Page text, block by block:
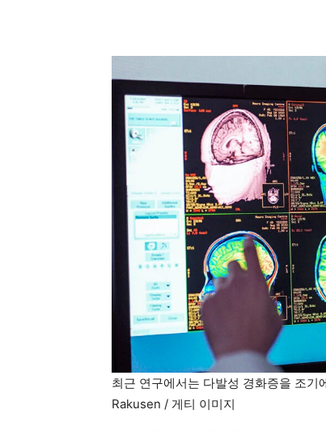
최근 연구에서는 다발성 경화증을 조
Rakusen / 게티 이미지